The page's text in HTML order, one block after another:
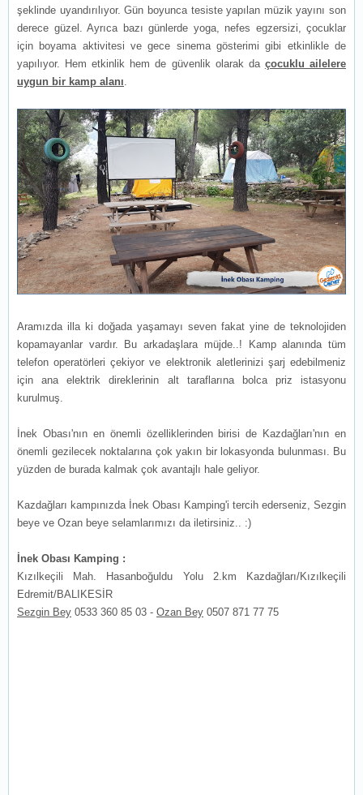
şeklinde uyandırılıyor. Gün boyunca tesiste yapılan müzik yayını son
derece güzel. Ayrıca bazı günlerde yoga, nefes egzersizi, çocuklar
için boyama aktivitesi ve gece sinema gösterimi gibi etkinlikle de
yapılıyor. Hem etkinlik hem de güvenlik olarak da çocuklu ailelere
uygun bir kamp alanı.
Aramızda illa ki doğada yaşamayı seven fakat yine de teknolojiden
kopamayanlar vardır. Bu arkadaşlara müjde..! Kamp alanında tüm
telefon operatörleri çekiyor ve elektronik aletlerinizi şarj edebilmeniz
için ana elektrik direklerinin alt taraflarına bolca priz istasyonu
kurulmuş.
İnek Obası'nın en önemli özelliklerinden birisi de Kazdağları'nın en
önemli gezilecek noktalarına çok yakın bir lokasyonda bulunması. Bu
yüzden de burada kalmak çok avantajlı hale geliyor.
Kazdağları kampınızda İnek Obası Kamping'i tercih ederseniz, Sezgin
beye ve Ozan beye selamlarımızı da iletirsiniz.. :)
İnek Obası Kamping :
Kızılkeçili Mah. Hasanboğuldu Yolu 2.km Kazdağları/Kızılkeçili
Edremit/BALIKESİR
Sezgin Bey 0533 360 85 03 - Ozan Bey 0507 871 77 75